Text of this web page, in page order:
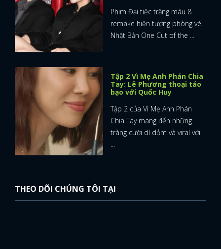
Phim Đại tiệc trăng máu 8
remake hiện tượng phòng vé
Nhật Bản One Cut of the ...
Tập 2 Vì Mẹ Anh Phán Chia
Tay: Lê Phương thoại táo
bạo với Quốc Huy
Tập 2 của Vì Mẹ Anh Phán
Chia Tay mang đến những
tràng cười dí dỏm và viral với
THEO DÕI CHÚNG TÔI TẠI